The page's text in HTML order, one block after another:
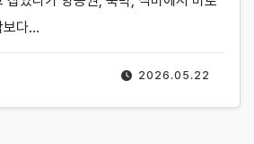
2026.05.22
보다…